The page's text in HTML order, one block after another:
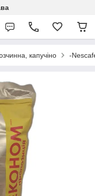
капучіно -